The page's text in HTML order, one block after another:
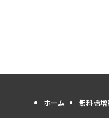
ホーム 無料話増